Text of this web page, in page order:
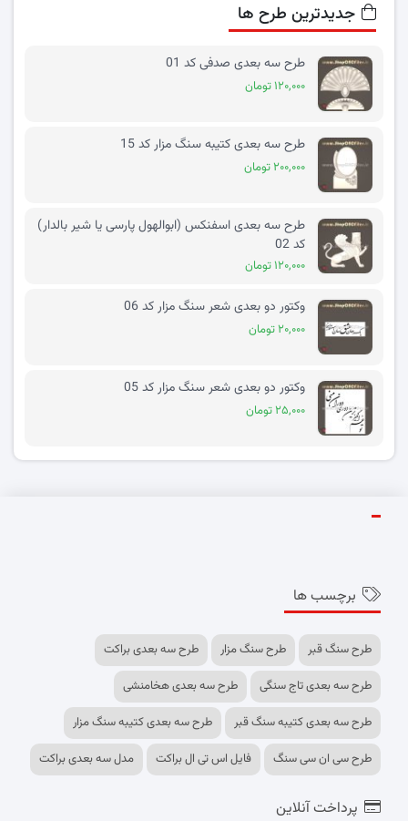
جدیدترین طرح ها
طرح سه بعدی صدفی کد 01
۱۲۰,۰۰۰ تومان
طرح سه بعدی کتیبه سنگ مزار کد 15
۲۰۰,۰۰۰ تومان
طرح سه بعدی اسفنکس (ابوالهول پارسی یا شیر بالدار)
کد 02
۱۲۰,۰۰۰ تومان
وکتور دو بعدی شعر سنگ مزار کد 06
۲۰,۰۰۰ تومان
وکتور دو بعدی شعر سنگ مزار کد 05
۲۵,۰۰۰ تومان
برچسب ها
طرح سنگ قبر طرح سنگ مزار
طرح سه بعدی براکت
طرح سه بعدی تاج سنگی
طرح سه بعدی هخامنشی
طرح سه بعدی کتیبه سنگ قبر
طرح سه بعدی کتیبه سنگ مزار
طرح سی ان سی سنگ
فایل اس تی ال براکت مدل سه بعدی براکت
پرداخت آنلاین